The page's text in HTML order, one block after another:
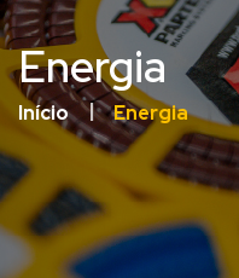
Energia
Início Energia